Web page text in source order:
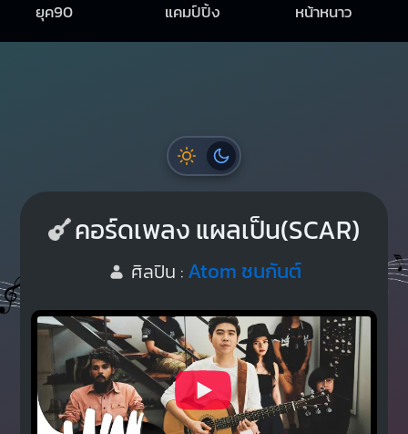
ยุค90
แคมป์ปิ้ง หน้าหนาว
คอร์ดเพลง แผลเป็น(SCAR)
ศิลปิน : Atom ชนกันต์